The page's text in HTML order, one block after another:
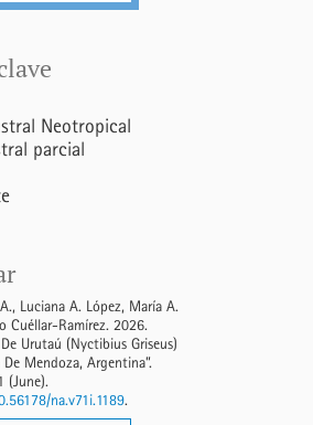
Neotropical
parcial
Luciana A. López, María A.
Cuéllar-Ramírez. 2026.
Urutaú (Nyctibius Griseus)
De Mendoza, Argentina”.
(June).
na.v71i.1189.